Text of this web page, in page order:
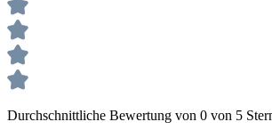
Durchschnittliche Bewertung von 0 von 5